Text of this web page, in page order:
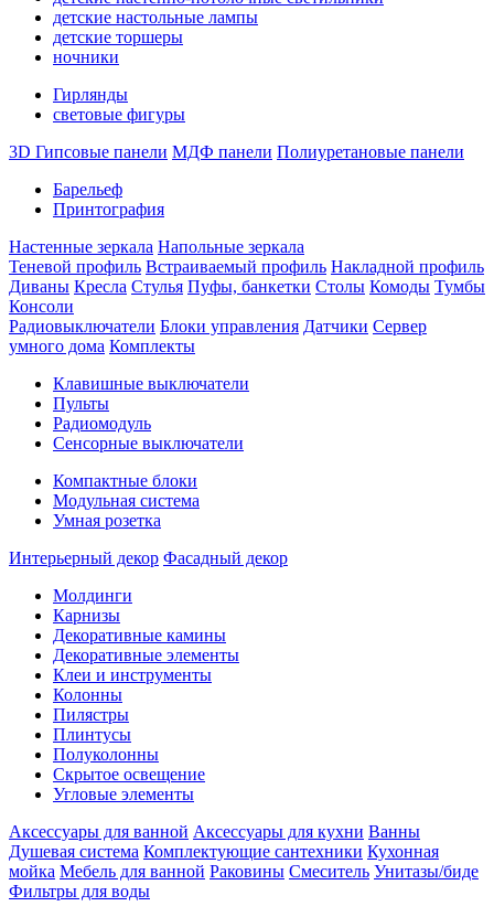
детские настольные лампы
детские торшеры
ночники
Гирлянды
световые фигуры
3D Гипсовые панели МДФ панели Полиуретановые панели
Барельеф
Принтография
Настенные зеркала Напольные зеркала
Теневой профиль Встраиваемый профиль Накладной профиль
Диваны Кресла Стулья Пуфы, банкетки Столы Комоды Тумбы
Консоли
Радиовыключатели Блоки управления Датчики Сервер
умного дома Комплекты
Клавишные выключатели
Пульты
Радиомодуль
Сенсорные выключатели
Компактные блоки
Модульная система
Умная розетка
Интерьерный декор Фасадный декор
Молдинги
Карнизы
Декоративные камины
Декоративные элементы
Клеи и инструменты
Колонны
Пилястры
Плинтусы
Полуколонны
Скрытое освещение
Угловые элементы
Аксессуары для ванной Аксессуары для кухни Ванны
Душевая система Комплектующие сантехники Кухонная
мойка Мебель для ванной Раковины Смеситель Унитазы/биде
Фильтры для воды